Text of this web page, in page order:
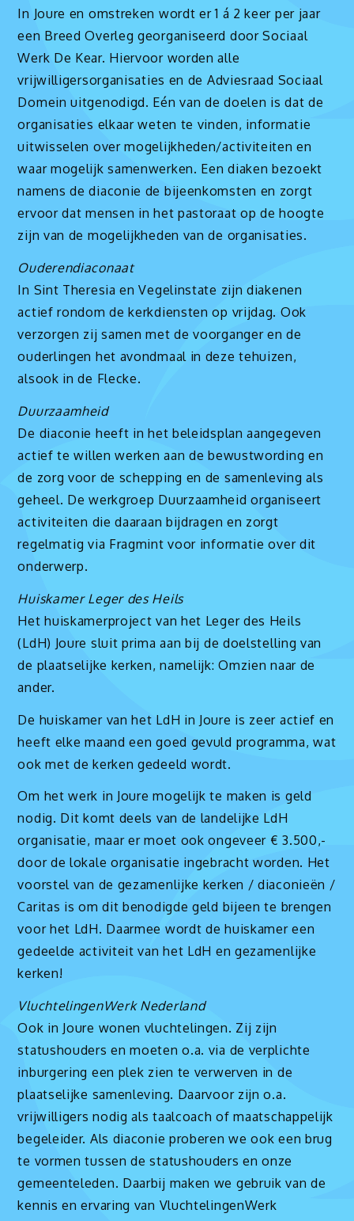
In Joure en omstreken wordt er 1 á 2 keer per jaar
een Breed Overleg georganiseerd door Sociaal
Werk De Kear. Hiervoor worden alle
vrijwilligersorganisaties en de Adviesraad Sociaal
Domein uitgenodigd. Eén van de doelen is dat de
organisaties elkaar weten te vinden, informatie
uitwisselen over mogelijkheden/activiteiten en
waar mogelijk samenwerken. Een diaken bezoekt
namens de diaconie de bijeenkomsten en zorgt
ervoor dat mensen in het pastoraat op de hoogte
zijn van de mogelijkheden van de organisaties.
Ouderendiaconaat
In Sint Theresia en Vegelinstate zijn diakenen
actief rondom de kerkdiensten op vrijdag. Ook
verzorgen zij samen met de voorganger en de
ouderlingen het avondmaal in deze tehuizen,
alsook in de Flecke.
Duurzaamheid
De diaconie heeft in het beleidsplan aangegeven
actief te willen werken aan de bewustwording en
de zorg voor de schepping en de samenleving als
geheel. De werkgroep Duurzaamheid organiseert
activiteiten die daaraan bijdragen en zorgt
regelmatig via Fragmint voor informatie over dit
onderwerp.
Huiskamer Leger des Heils
Het huiskamerproject van het Leger des Heils
(LdH) Joure sluit prima aan bij de doelstelling van
de plaatselijke kerken, namelijk: Omzien naar de
ander.
De huiskamer van het LdH in Joure is zeer actief en
heeft elke maand een goed gevuld programma, wat
ook met de kerken gedeeld wordt.
Om het werk in Joure mogelijk te maken is geld
nodig. Dit komt deels van de landelijke LdH
organisatie, maar er moet ook ongeveer € 3.500,-
door de lokale organisatie ingebracht worden. Het
voorstel van de gezamenlijke kerken / diaconieën /
Caritas is om dit benodigde geld bijeen te brengen
voor het LdH. Daarmee wordt de huiskamer een
gedeelde activiteit van het LdH en gezamenlijke
kerken!
VluchtelingenWerk Nederland
Ook in Joure wonen vluchtelingen. Zij zijn
statushouders en moeten o.a. via de verplichte
inburgering een plek zien te verwerven in de
plaatselijke samenleving. Daarvoor zijn o.a.
vrijwilligers nodig als taalcoach of maatschappelijk
begeleider. Als diaconie proberen we ook een brug
te vormen tussen de statushouders en onze
gemeenteleden. Daarbij maken we gebruik van de
kennis en ervaring van VluchtelingenWerk